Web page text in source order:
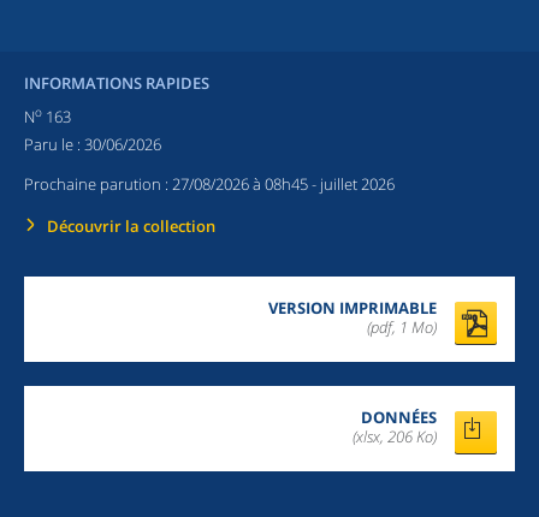
INFORMATIONS RAPIDES
No 163
Paru le : 30/06/2026
Prochaine parution : 27/08/2026 à 08h45- juillet 2026
Découvrir la collection
VERSION IMPRIMABLE
(pdf, 1 Mo)
DONNÉES
(xlsx, 206 Ko)